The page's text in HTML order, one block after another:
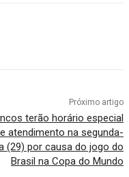
Próximo artigo
terão horário especial
atendimento na segunda-
(29) por causa do jogo do
Brasil na Copa do Mundo